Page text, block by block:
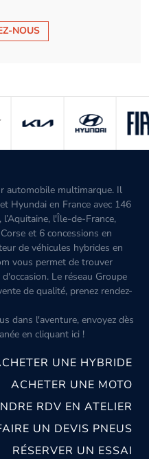
NOUS
automobile multimarque. Il
Hyundai en France avec 146
l'Île-de-France,
et 6 concessions en
de véhicules hybrides en
vous permet de trouver
Le réseau Groupe
de qualité, prenez rendez-
dans l'aventure, envoyez dès
en cliquant ici !
UNE HYBRIDE
ACHETER UNE MOTO
RDV EN ATELIER
UN DEVIS PNEUS
RÉSERVER UN ESSAI